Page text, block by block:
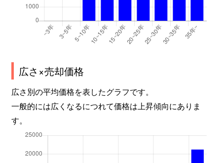
広さ×売却価格
広さ別の平均価格を表したグラフです。
一般的には広くなるにつれて価格は上昇傾向にありま
す。